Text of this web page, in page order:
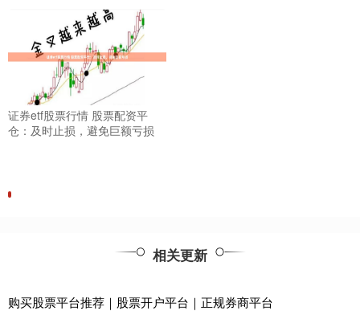
证券etf股票行情 股票配资平
仓：及时止损，避免巨额亏损
相关更新
购买股票平台推荐｜股票开户平台｜正规券商平台